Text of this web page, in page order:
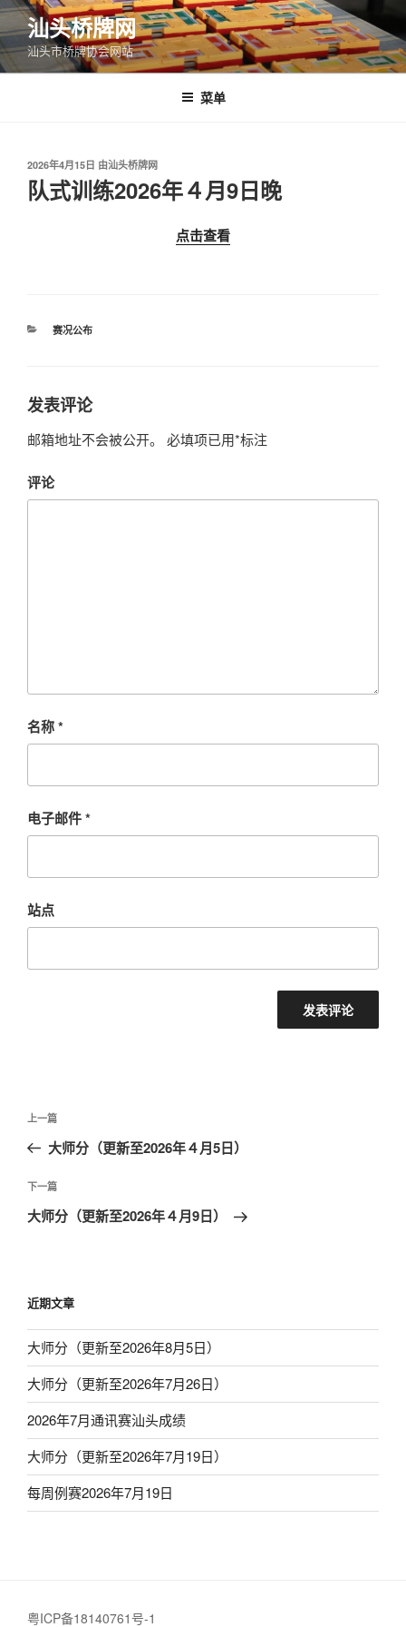
跳
至
内
容
汕头桥牌网
汕头市桥牌协会网站
菜单
发
布
于
2026年4月15日 由汕头桥牌网
队式训练2026年４月9日晚
点击查看
分
赛况公布
发表评论
邮箱地址不会被公开。 必填项已用*标注
评论
名称*
电子邮件*
站点
文
导
航
上
一
文
章
上一篇
大师分（更新至2026年４月5日）
下
一
下一篇
大师分（更新至2026年４月9日）
近期文章
大师分（更新至2026年8月5日）
大师分（更新至2026年7月26日）
2026年7月通讯赛汕头成绩
大师分（更新至2026年7月19日）
每周例赛2026年7月19日
粤ICP备18140761号-1